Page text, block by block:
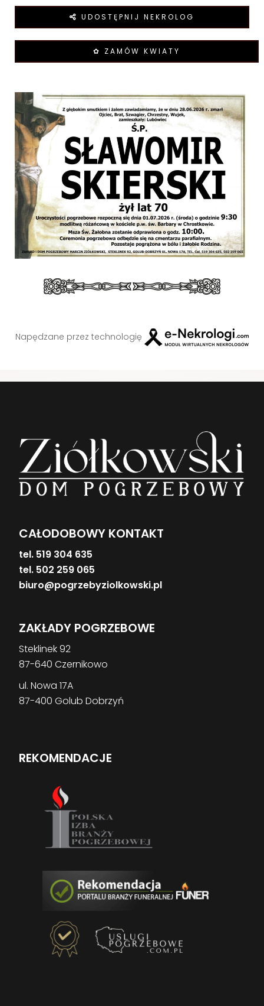
UDOSTĘPNIJ NEKROLOG
✿ ZAMÓW KWIATY
Napędzane przez technologię
CAŁODOBOWY KONTAKT
tel. 519 304 635
tel. 502 259 065
biuro@pogrzebyziolkowski.pl
ZAKŁADY POGRZEBOWE
Steklinek 92
87-640 Czernikowo
ul. Nowa 17A
87-400 Golub Dobrzyń
REKOMENDACJE